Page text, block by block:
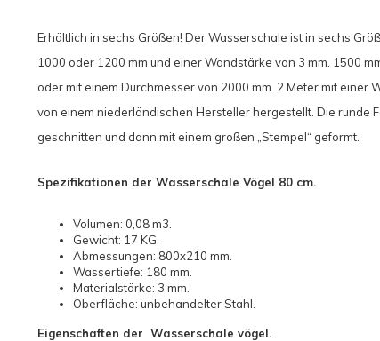
Erhältlich in sechs Größen! Der Wasserschale ist in sechs
1000 oder 1200 mm und einer Wandstärke von 3 mm. 1500
oder mit einem Durchmesser von 2000 mm. 2 Meter mit einer
von einem niederländischen Hersteller hergestellt. Die runde
geschnitten und dann mit einem großen „Stempel“ geformt.
Spezifikationen der Wasserschale Vögel 80 cm.
Volumen: 0,08 m3.
Gewicht: 17 KG.
Abmessungen: 800x210 mm.
Wassertiefe: 180 mm.
Materialstärke: 3 mm.
Oberfläche: unbehandelter Stahl.
Eigenschaften der Wasserschale vögel.